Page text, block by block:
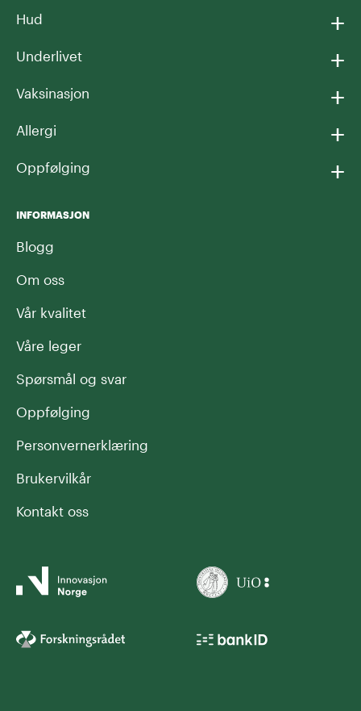
Hud +
Underlivet +
Vaksinasjon +
Allergi +
Oppfølging +
INFORMASJON
Blogg
Om oss
Vår kvalitet
Våre leger
Spørsmål og svar
Oppfølging
Personvernerklæring
Brukervilkår
Kontakt oss